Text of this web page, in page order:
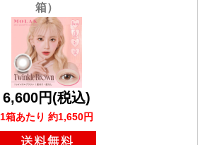
箱）
6,600円(税込)
1箱あたり 約1,650円